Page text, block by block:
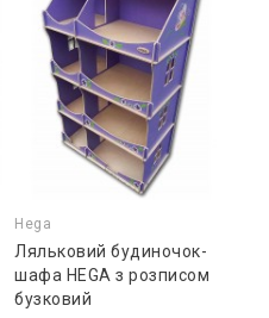
Hega
Ляльковий будиночок-
шафа HEGA з розписом
бузковий